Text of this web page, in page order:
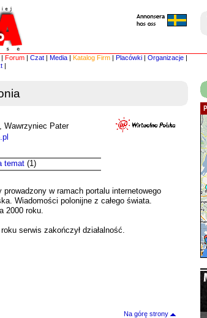
| Forum | Czat | Media | Katalog Firm | Placówki | Organizacje |
|
Wawrzyniec Pater
temat (1)
prowadzony w ramach portalu internetowego
Wiadomości polonijne z całego świata.
2000 roku.
serwis zakończył działalność.
Na górę strony